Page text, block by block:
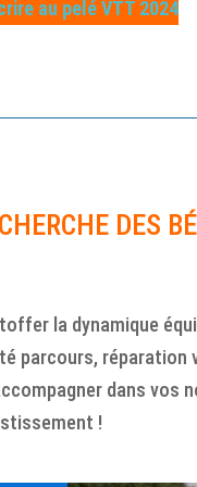
au pelé VTT 2024
DES
la dynamique
parcours, réparation
dans vos
!